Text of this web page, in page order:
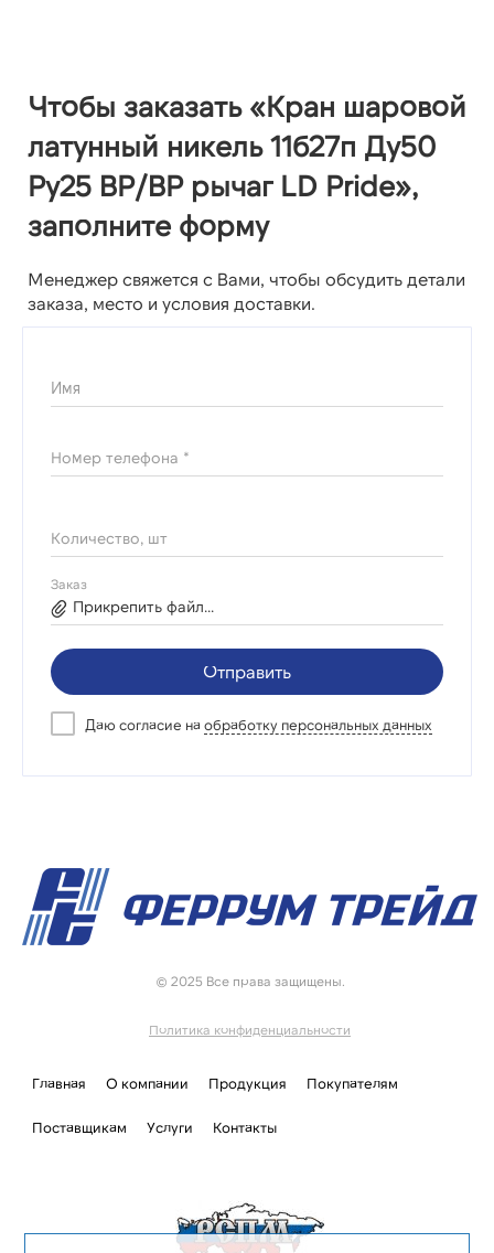
Чтобы заказать «Кран шаровой
латунный никель 11б27п Ду50
Ру25 ВР/ВР рычаг LD Pride»,
заполните форму
Менеджер свяжется с Вами, чтобы обсудить детали
заказа, место и условия доставки.
Имя
Номер телефона *
Количество, шт
Заказ
Прикрепить файл...
Отправить
Даю согласие на обработку персональных данных
© 2025 Все права защищены.
Политика конфиденциальности
Главная О компании Продукция Покупателям
Поставщикам Услуги Контакты